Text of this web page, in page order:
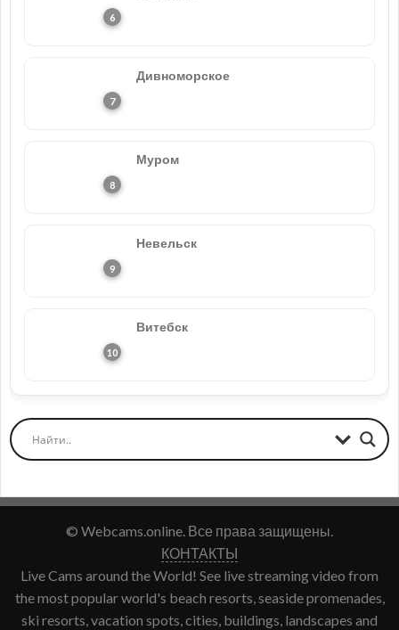
Дивноморское
Муром
Невельск
Витебск
© Webcams.online. Все права защищены.
КОНТАКТЫ
Live Cams around the World! See live streaming video from
the most popular world's beach resorts, seaside promenades,
ski resorts, vacation spots, cities, buildings, landscapes and